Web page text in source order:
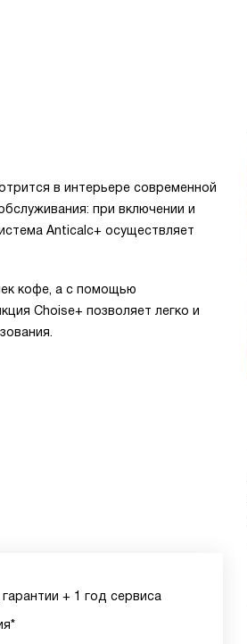
в интерьере современной
при включении и
Anticalc+ осуществляет
кофе, а с помощью
Choise+ позволяет легко и
гарантии + 1 год сервиса